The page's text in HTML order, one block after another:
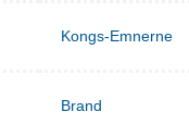
Kongs-Emnerne
Brand